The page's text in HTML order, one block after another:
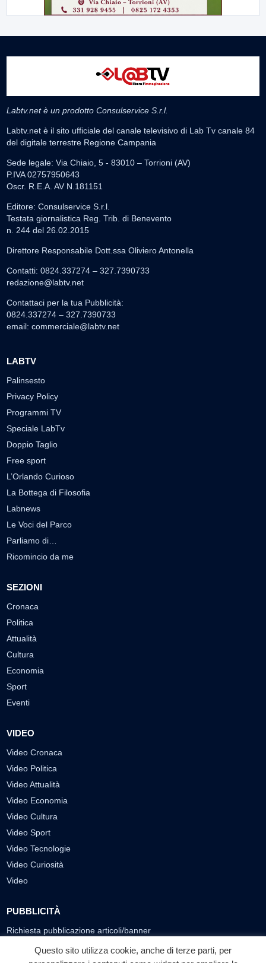
Labtv.net è un prodotto Consulservice S.r.l.
Labtv.net è il sito ufficiale del canale televisivo di Lab Tv canale 84
del digitale terrestre Regione Campania
Sede legale: Via Chiaio, 5 - 83010 – Torrioni (AV)
P.IVA 02757950643
Oscr. R.E.A. AV N.181151
Editore: Consulservice S.r.l.
Testata giornalistica Reg. Trib. di Benevento
n. 244 del 26.02.2015
Direttore Responsabile Dott.ssa Oliviero Antonella
Contatti: 0824.337274 – 327.7390733
redazione@labtv.net
Contattaci per la tua Pubblicità:
0824.337274 – 327.7390733
email: commerciale@labtv.net
LABTV
Palinsesto
Privacy Policy
Programmi TV
Speciale LabTv
Doppio Taglio
Free sport
L’Orlando Curioso
La Bottega di Filosofia
Labnews
Le Voci del Parco
Parliamo di…
Ricomincio da me
SEZIONI
Cronaca
Politica
Attualità
Cultura
Economia
Sport
Eventi
VIDEO
Video Cronaca
Video Politica
Video Attualità
Video Economia
Video Cultura
Video Sport
Video Tecnologie
Video Curiosità
Video
PUBBLICITÀ
Richiesta pubblicazione articoli/banner
SEGUICI SUI SOCIAL
Questo sito utilizza cookie, anche di terze parti, per